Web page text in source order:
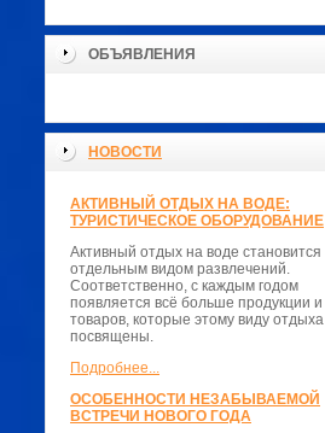
ОБЪЯВЛЕНИЯ
НОВОСТИ
АКТИВНЫЙ ОТДЫХ НА ВОДЕ:
ТУРИСТИЧЕСКОЕ ОБОРУДОВАНИЕ
Активный отдых на воде становится
отдельным видом развлечений.
Соответственно, с каждым годом
появляется всё больше продукции и
товаров, которые этому виду отдыха
посвящены.
Подробнее...
ОСОБЕННОСТИ НЕЗАБЫВАЕМОЙ
ВСТРЕЧИ НОВОГО ГОДА